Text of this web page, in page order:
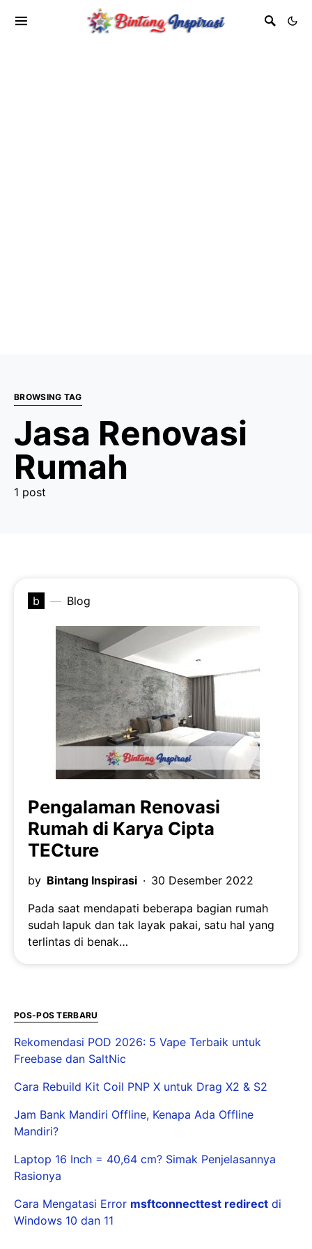
BROWSING TAG
Jasa Renovasi
Rumah
1 post
b Blog
Pengalaman Renovasi
Rumah di Karya Cipta
TECture
by Bintang Inspirasi
30 Desember 2022
Pada saat mendapati beberapa bagian rumah
sudah lapuk dan tak layak pakai, satu hal yang
terlintas di benak…
POS-POS TERBARU
Rekomendasi POD 2026: 5 Vape Terbaik untuk
Freebase dan SaltNic
Cara Rebuild Kit Coil PNP X untuk Drag X2 & S2
Jam Bank Mandiri Offline, Kenapa Ada Offline
Mandiri?
Laptop 16 Inch = 40,64 cm? Simak Penjelasannya
Rasionya
Cara Mengatasi Error msftconnecttest redirect di
Windows 10 dan 11